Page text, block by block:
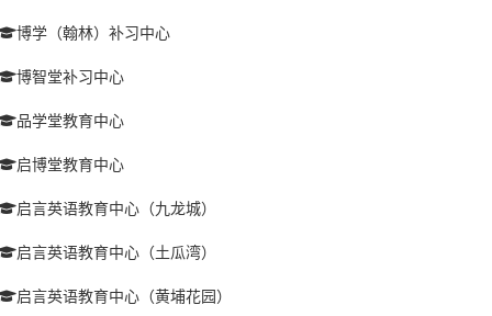
博学（翰林）补习中心
博智堂补习中心
品学堂教育中心
启博堂教育中心
启言英语教育中心（九龙城）
启言英语教育中心（土瓜湾）
启言英语教育中心（黄埔花园）